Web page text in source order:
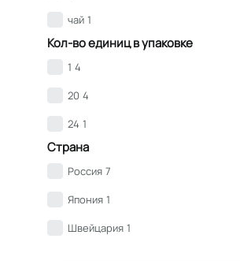
чай 1
Кол-во единиц в упаковке
1 4
20 4
24 1
Страна
Россия 7
Япония 1
Швейцария 1